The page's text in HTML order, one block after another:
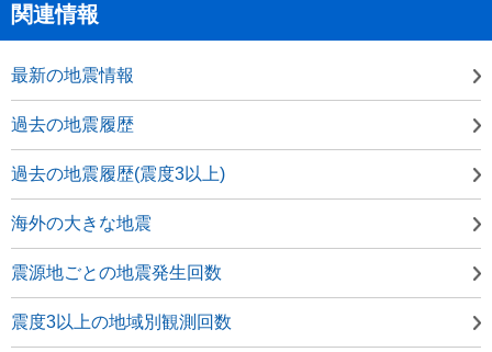
関連情報
最新の地震情報
過去の地震履歴
過去の地震履歴(震度3以上)
海外の大きな地震
震源地ごとの地震発生回数
震度3以上の地域別観測回数